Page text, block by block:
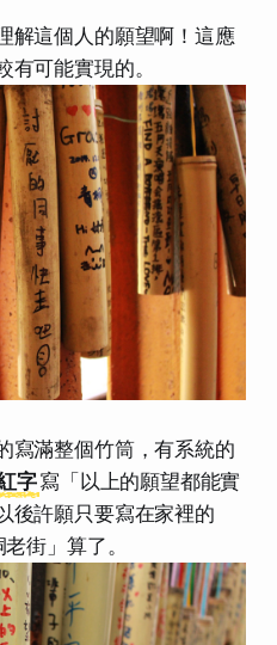
解這個人的願望啊！這應
可能實現的。
寫滿整個竹筒，有系統的
字寫「以上的願望都能實
後許願只要寫在家裡的
街」算了。